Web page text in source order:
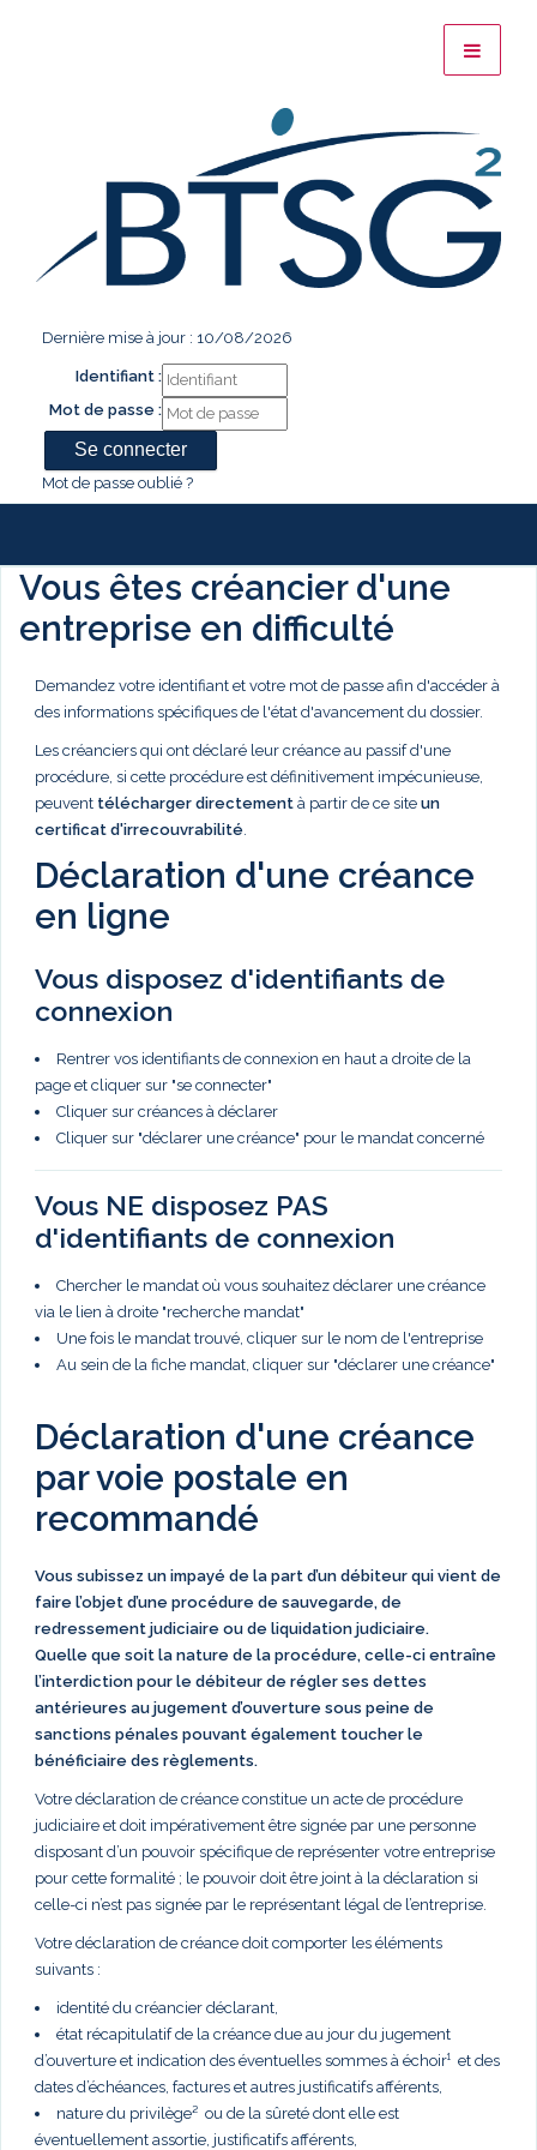
Dernière mise à jour : 10/08/2026
Identifiant :
Mot de passe :
Mot de passe oublié ?
Vous êtes créancier d'une
entreprise en difficulté
Demandez votre identifiant et votre mot de passe afin d'accéder à
des informations spécifiques de l'état d'avancement du dossier.
Les créanciers qui ont déclaré leur créance au passif d'une
procédure, si cette procédure est définitivement impécunieuse,
peuvent télécharger directement à partir de ce site un
certificat d'irrecouvrabilité.
Déclaration d'une créance
en ligne
Vous disposez d'identifiants de
connexion
Rentrer vos identifiants de connexion en haut a droite de la
page et cliquer sur "se connecter"
Cliquer sur créances à déclarer
Cliquer sur "déclarer une créance" pour le mandat concerné
Vous NE disposez PAS
d'identifiants de connexion
Chercher le mandat où vous souhaitez déclarer une créance
via le lien à droite "recherche mandat"
Une fois le mandat trouvé, cliquer sur le nom de l'entreprise
Au sein de la fiche mandat, cliquer sur "déclarer une créance"
Déclaration d'une créance
par voie postale en
recommandé
Vous subissez un impayé de la part d’un débiteur qui vient de
faire l’objet d’une procédure de sauvegarde, de
redressement judiciaire ou de liquidation judiciaire.
Quelle que soit la nature de la procédure, celle-ci entraîne
l’interdiction pour le débiteur de régler ses dettes
antérieures au jugement d’ouverture sous peine de
sanctions pénales pouvant également toucher le
bénéficiaire des règlements.
Votre déclaration de créance constitue un acte de procédure
judiciaire et doit impérativement être signée par une personne
disposant d’un pouvoir spécifique de représenter votre entreprise
pour cette formalité ; le pouvoir doit être joint à la déclaration si
celle-ci n’est pas signée par le représentant légal de l’entreprise.
Votre déclaration de créance doit comporter les éléments
suivants :
identité du créancier déclarant,
état récapitulatif de la créance due au jour du jugement
d’ouverture et indication des éventuelles sommes à échoir¹ et des
dates d’échéances, factures et autres justificatifs afférents,
nature du privilège² ou de la sûreté dont elle est
éventuellement assortie, justificatifs afférents,